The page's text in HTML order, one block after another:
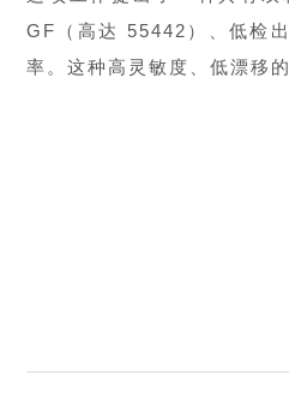
GF（高达 55442）、低检
率。这种高灵敏度、低漂移